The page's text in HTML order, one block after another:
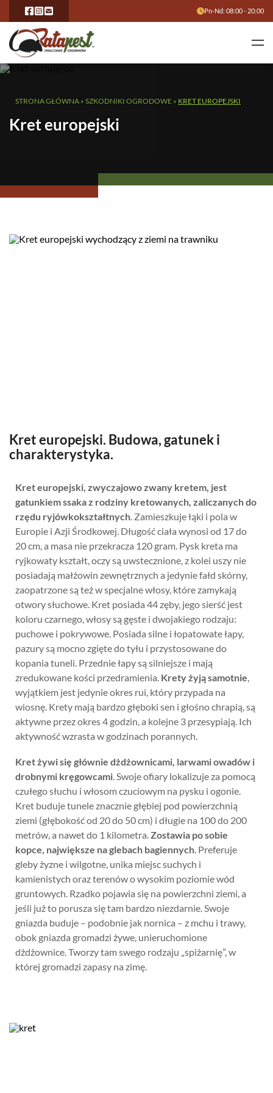
Pn-Nd: 08:00 - 20:00
STRONA GŁÓWNA » SZKODNIKI OGRODOWE » KRET EUROPEJSKI
Kret europejski
Kret europejski. Budowa, gatunek i
charakterystyka.
Kret europejski, zwyczajowo zwany kretem, jest
gatunkiem ssaka z rodziny kretowanych, zaliczanych do
rzędu ryjówkokształtnych. Zamieszkuje łąki i pola w
Europie i Azji Środkowej. Długość ciała wynosi od 17 do
20 cm, a masa nie przekracza 120 gram. Pysk kreta ma
ryjkowaty kształt, oczy są uwstecznione, z kolei uszy nie
posiadają małżowin zewnętrznych a jedynie fałd skórny,
zaopatrzone są też w specjalne włosy, które zamykają
otwory słuchowe. Kret posiada 44 zęby, jego sierść jest
koloru czarnego, włosy są gęste i dwojakiego rodzaju:
puchowe i pokrywowe. Posiada silne i łopatowate łapy,
pazury są mocno zgięte do tyłu i przystosowane do
kopania tuneli. Przednie łapy są silniejsze i mają
zredukowane kości przedramienia. Krety żyją samotnie,
wyjątkiem jest jedynie okres rui, który przypada na
wiosnę. Krety mają bardzo głęboki sen i głośno chrapią, są
aktywne przez okres 4 godzin, a kolejne 3 przesypiają. Ich
aktywność wzrasta w godzinach porannych.
Kret żywi się głównie dżdżownicami, larwami owadów i
drobnymi kręgowcami. Swoje ofiary lokalizuje za pomocą
czułego słuchu i włosom czuciowym na pysku i ogonie.
Kret buduje tunele znacznie głębiej pod powierzchnią
ziemi (głębokość od 20 do 50 cm) i długie na 100 do 200
metrów, a nawet do 1 kilometra.Zostawia po sobie
kopce, największe na glebach bagiennych. Preferuje
gleby żyzne i wilgotne, unika miejsc suchych i
kamienistych oraz terenów o wysokim poziomie wód
gruntowych. Rzadko pojawia się na powierzchni ziemi, a
jeśli już to porusza się tam bardzo niezdarnie. Swoje
gniazda buduje – podobnie jak nornica – z mchu i trawy,
obok gniazda gromadzi żywe, unieruchomione
dżdżownice. Tworzy tam swego rodzaju „spiżarnię”, w
której gromadzi zapasy na zimę.